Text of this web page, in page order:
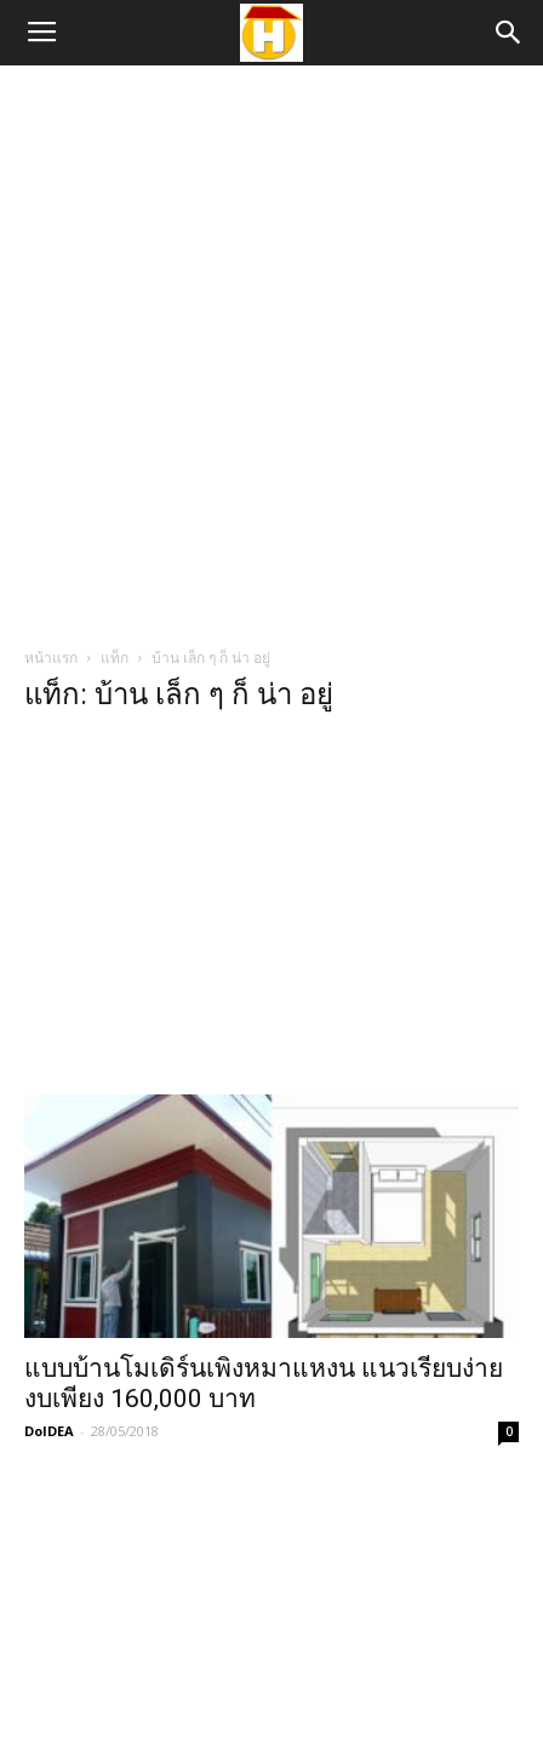
หน้าแรก แท็ก บ้าน เล็ก ๆ ก็ น่า อยู่
แท็ก: บ้าน เล็ก ๆ ก็ น่า อยู่
แบบบ้านโมเดิร์นเพิงหมาแหงน แนวเรียบง่าย
งบเพียง 160,000 บาท
DoIDEA - 28/05/2018 0